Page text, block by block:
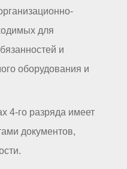
для
и
оборудования и
4-го разряда имеет
документов,